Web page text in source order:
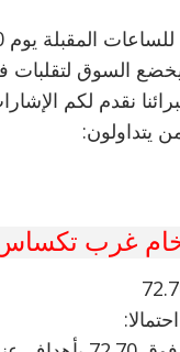
يونيو 2021 (حالياً: 04.00 صباحاً بتوقيت جرينتش).
السوق لتقلبات في
نقدم لكم
يتداولون: